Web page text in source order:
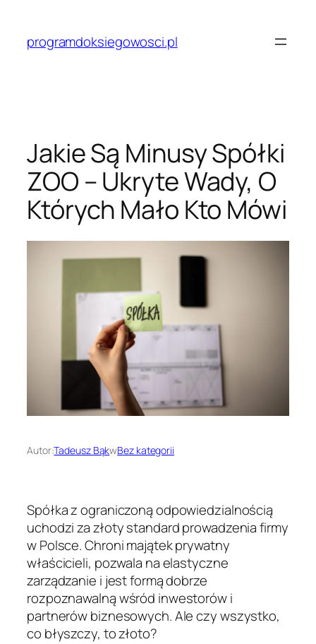
treściprogramdoksiegowosci.pl
Jakie Są Minusy Spółki
ZOO – Ukryte Wady, O
Których Mało Kto Mówi
Autor:Tadeusz BąkwBez kategorii
Spółka z ograniczoną odpowiedzialnością
uchodzi za złoty standard prowadzenia firmy
w Polsce. Chroni majątek prywatny
właścicieli, pozwala na elastyczne
zarządzanie i jest formą dobrze
rozpoznawalną wśród inwestorów i
partnerów biznesowych. Ale czy wszystko,
co błyszczy, to złoto?